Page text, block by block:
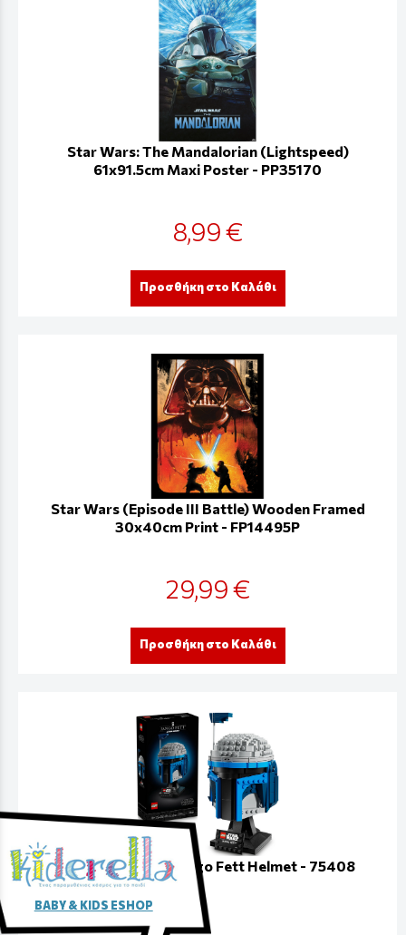
Star Wars: The Mandalorian (Lightspeed)
61x91.5cm Maxi Poster - PP35170
8,99 €
Προσθήκη στο Καλάθι
Star Wars (Episode III Battle) Wooden Framed
30x40cm Print - FP14495P
29,99 €
Προσθήκη στο Καλάθι
LEGO Star Wars Jango Fett Helmet - 75408
BABY & KIDS ESHOP